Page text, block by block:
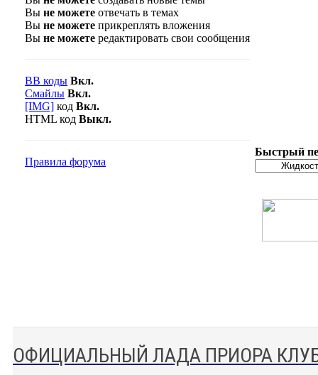
Вы не можете отвечать в темах
Вы не можете прикреплять вложения
Вы не можете редактировать свои сообщения
BB коды Вкл.
Смайлы Вкл.
[IMG] код Вкл.
HTML код Выкл.
Правила форума
Быстрый
ОФИЦИАЛЬНЫЙ ЛАДА ПРИОРА